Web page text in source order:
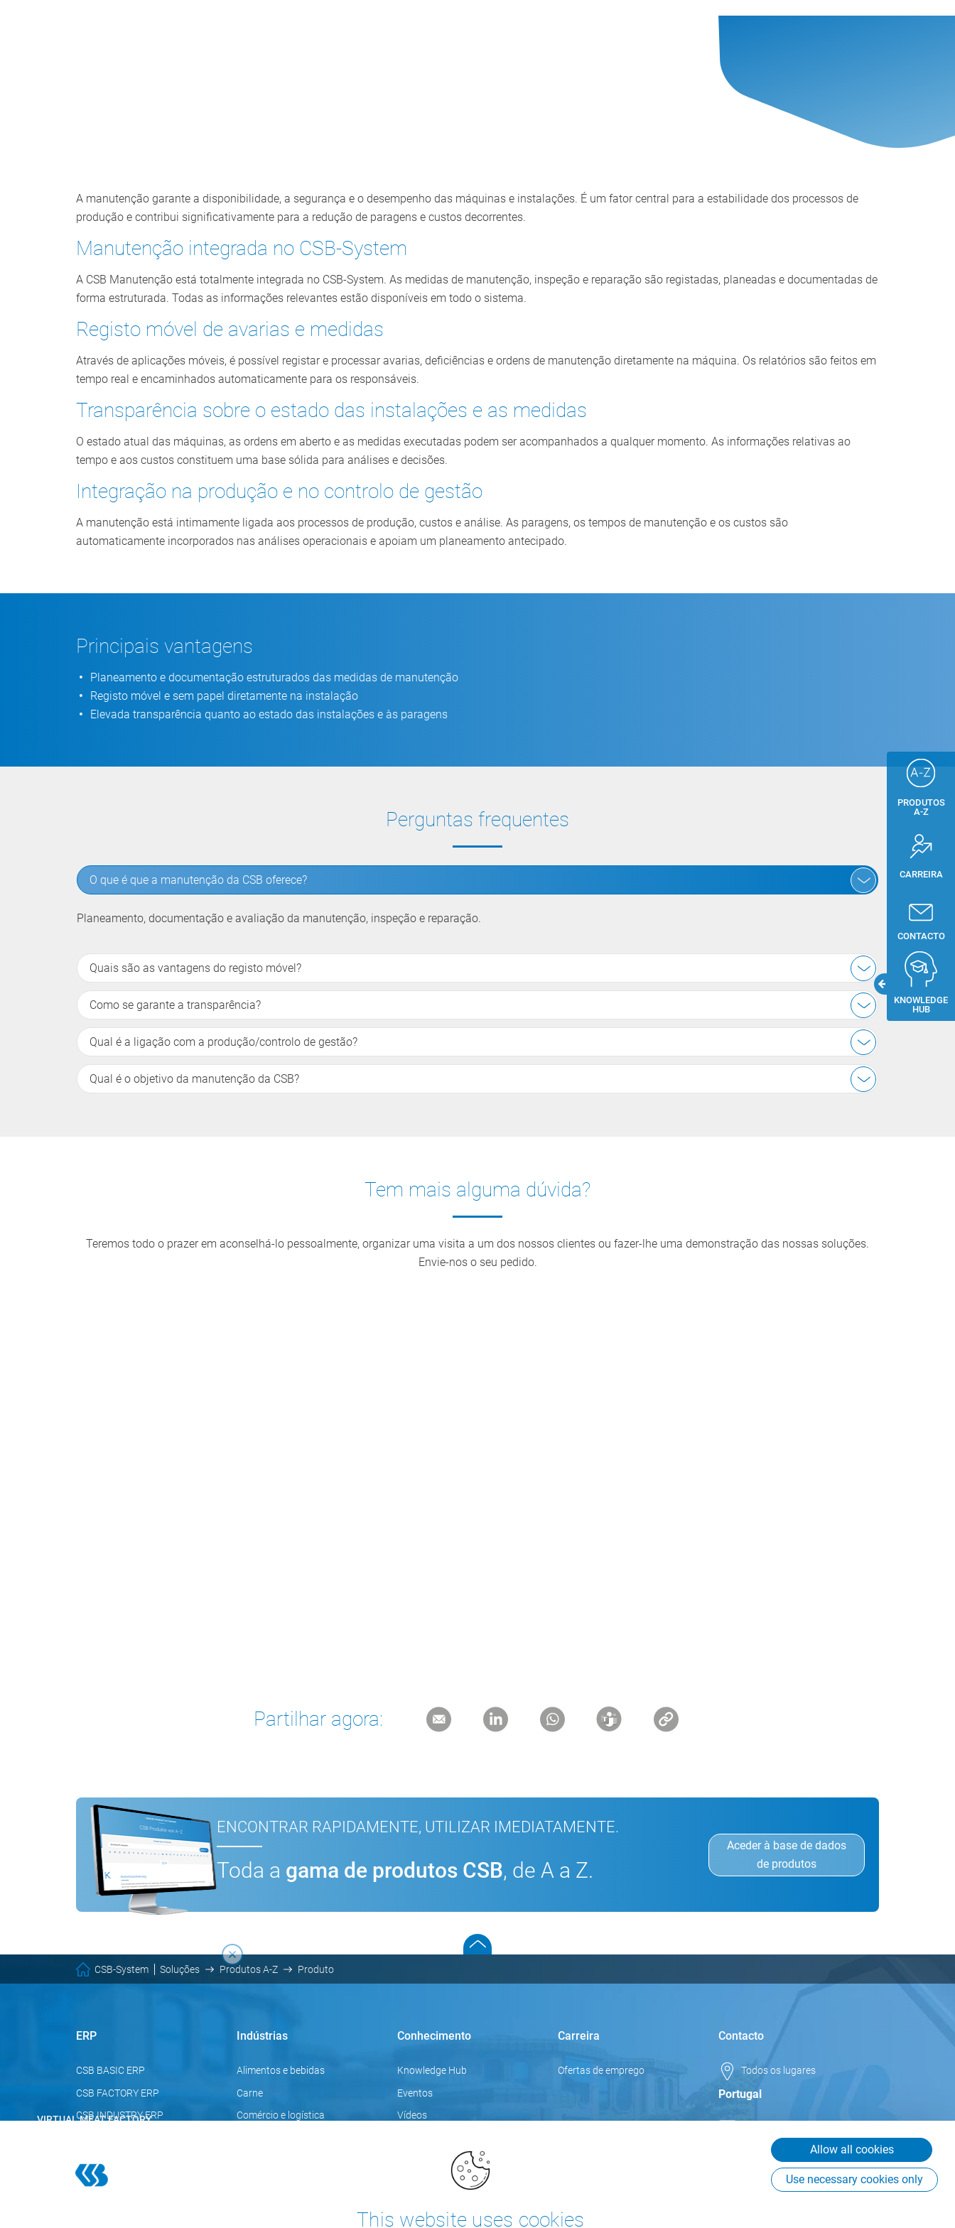
This website uses cookies
Allow all cookies
Use necessary cookies only
A manutenção garante a disponibilidade, a segurança e o desempenho das máquinas e instalações. É um fator central para a estabilidade dos processos de
produção e contribui significativamente para a redução de paragens e custos decorrentes.
Manutenção integrada no CSB-System
A CSB Manutenção está totalmente integrada no CSB-System. As medidas de manutenção, inspeção e reparação são registadas, planeadas e documentadas de
forma estruturada. Todas as informações relevantes estão disponíveis em todo o sistema.
Registo móvel de avarias e medidas
Através de aplicações móveis, é possível registar e processar avarias, deficiências e ordens de manutenção diretamente na máquina. Os relatórios são feitos em
tempo real e encaminhados automaticamente para os responsáveis.
Transparência sobre o estado das instalações e as medidas
O estado atual das máquinas, as ordens em aberto e as medidas executadas podem ser acompanhados a qualquer momento. As informações relativas ao
tempo e aos custos constituem uma base sólida para análises e decisões.
Integração na produção e no controlo de gestão
A manutenção está intimamente ligada aos processos de produção, custos e análise. As paragens, os tempos de manutenção e os custos são
automaticamente incorporados nas análises operacionais e apoiam um planeamento antecipado.
Principais vantagens
Planeamento e documentação estruturados das medidas de manutenção
Registo móvel e sem papel diretamente na instalação
Elevada transparência quanto ao estado das instalações e às paragens
Perguntas frequentes
O que é que a manutenção da CSB oferece?
Planeamento, documentação e avaliação da manutenção, inspeção e reparação.
Quais são as vantagens do registo móvel?
Como se garante a transparência?
Qual é a ligação com a produção/controlo de gestão?
Qual é o objetivo da manutenção da CSB?
Tem mais alguma dúvida?
Teremos todo o prazer em aconselhá-lo pessoalmente, organizar uma visita a um dos nossos clientes ou fazer-lhe uma demonstração das nossas soluções.
Envie-nos o seu pedido.
Partilhar agora:
ENCONTRAR RAPIDAMENTE, UTILIZAR IMEDIATAMENTE.
Toda a gama de produtos CSB, de A a Z.
Aceder à base de dados
de produtos
PRODUTOS
A-Z
CARREIRA
CONTACTO
KNOWLEDGE
HUB
CSB-System Soluções Produtos A-Z Produto
ERP
CSB BASIC ERP
CSB FACTORY ERP
CSB INDUSTRY ERP
Indústrias
Alimentos e bebidas
Carne
Comércio e logística
Conhecimento
Knowledge Hub
Eventos
Vídeos
Carreira
Ofertas de emprego
Contacto
Todos os lugares
Portugal
+351 252 166 942
CSB-System S.r.l. Sucursal em
Portugal
VIRTUAL MEAT FACTORY
Processos de
melhores práticas